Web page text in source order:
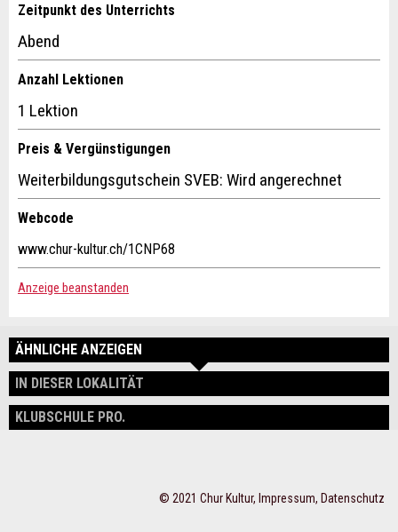
* Eingabe erforderlich
Zur Qualitätssicherung wird eine Kopie der E-Mail an guidle
übermittelt.
Schliessen
Zeitpunkt des Unterrichts
Abend
Anzahl Lektionen
1 Lektion
Preis & Vergünstigungen
Weiterbildungsgutschein SVEB: Wird angerechnet
Webcode
www.chur-kultur.ch/1CNP68
Anzeige beanstanden
ÄHNLICHE ANZEIGEN
IN DIESER LOKALITÄT
KLUBSCHULE PRO.
© 2021 Chur Kultur, Impressum, Datenschutz